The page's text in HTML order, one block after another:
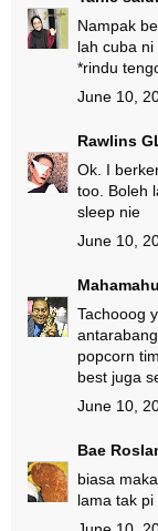
Nampak
lah cuba
*rindu
June 10,
Rawlins
Ok. I
too. Boleh
sleep nie
June 10,
Mahamahu
Tachooog
popcorn
best juga
June 10,
Bae
biasa
lama tak